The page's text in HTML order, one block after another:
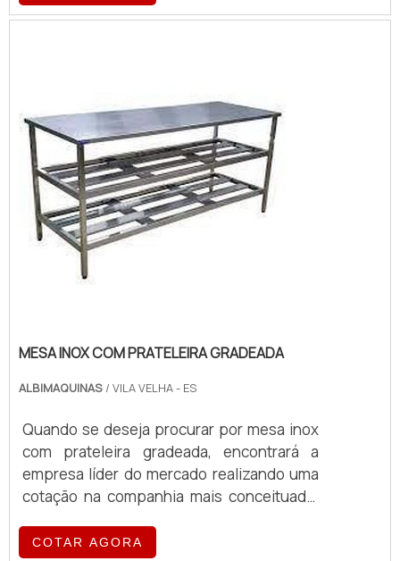
atuação.MAIS SOBRE ESTUFA PARA
Albimáquinas. Com grande expressão de
mercado quando o assunto é fatiador de
pães ...
MESA INOX COM PRATELEIRA GRADEADA
ALBIMAQUINAS / VILA VELHA - ES
Quando se deseja procurar por mesa inox
com prateleira gradeada, encontrará a
empresa líder do mercado realizando uma
cotação na companhia mais conceituada.
prateleira gradeada, com a equipe da
COTAR AGORA